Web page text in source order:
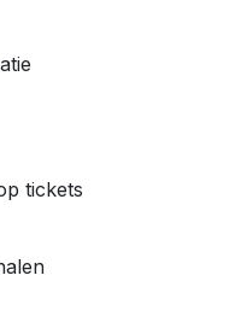
tickets